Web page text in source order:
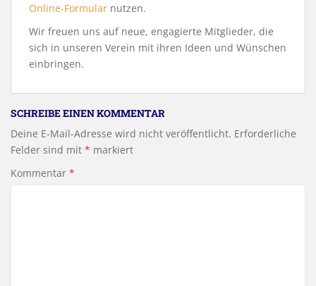
Online-Formular nutzen.
Wir freuen uns auf neue, engagierte Mitglieder, die
sich in unseren Verein mit ihren Ideen und Wünschen
einbringen.
SCHREIBE EINEN KOMMENTAR
Deine E-Mail-Adresse wird nicht veröffentlicht. Erforderliche
Felder sind mit * markiert
Kommentar *